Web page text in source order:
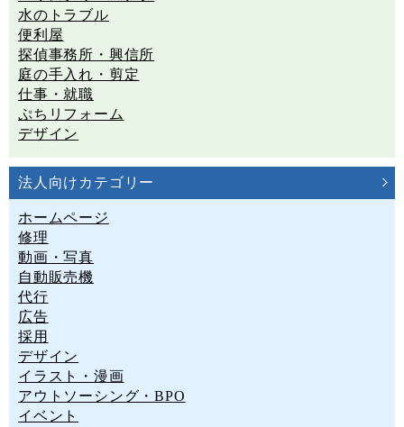
水のトラブル
便利屋
探偵事務所・興信所
庭の手入れ・剪定
仕事・就職
ぷちリフォーム
デザイン
法人向けカテゴリー
ホームページ
修理
動画・写真
自動販売機
代行
広告
採用
デザイン
イラスト・漫画
アウトソーシング・BPO
イベント